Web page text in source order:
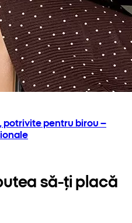
potrivite pentru birou –
să-ți placă